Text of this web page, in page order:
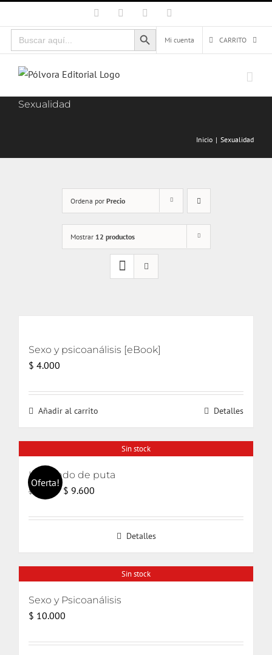
al
contenido
Facebook Instagram
Buscar:
Botón de búsqueda
Mi cuenta
CARRITO
Sexualidad
Inicio Sexualidad
Ordena por Precio
Mostrar 12 productos
Sexo y psicoanálisis [eBook]
$ 4.000
Añadir al carrito Detalles
Sin stock
Oferta!
Haciendo de puta
$
El
original
$ 9.600
actual
Detalles
Sin stock
Sexo y Psicoanálisis
$ 10.000